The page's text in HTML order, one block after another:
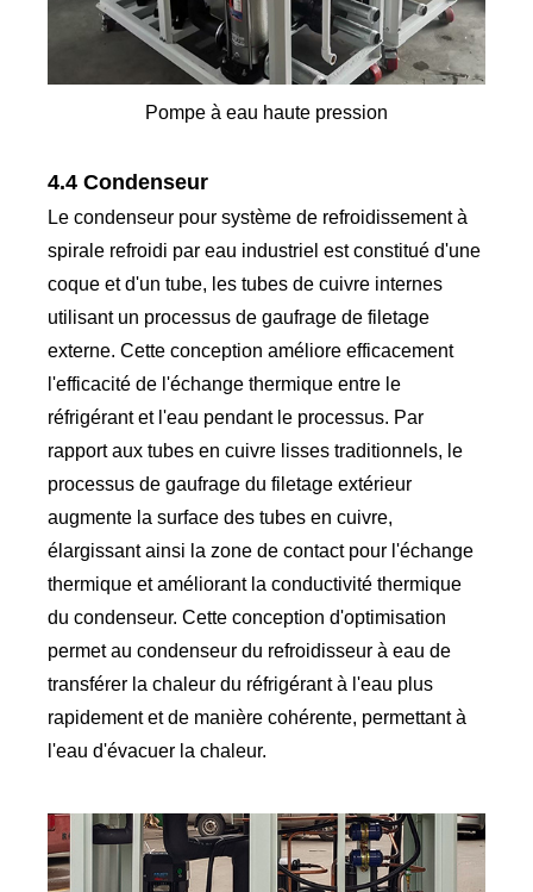
Pompe à eau haute pression
4.4 Condenseur
Le condenseur pour système de refroidissement à
spirale refroidi par eau industriel est constitué d'une
coque et d'un tube, les tubes de cuivre internes
utilisant un processus de gaufrage de filetage
externe. Cette conception améliore efficacement
l'efficacité de l'échange thermique entre le
réfrigérant et l'eau pendant le processus. Par
rapport aux tubes en cuivre lisses traditionnels, le
processus de gaufrage du filetage extérieur
augmente la surface des tubes en cuivre,
élargissant ainsi la zone de contact pour l'échange
thermique et améliorant la conductivité thermique
du condenseur. Cette conception d'optimisation
permet au condenseur du refroidisseur à eau de
transférer la chaleur du réfrigérant à l'eau plus
rapidement et de manière cohérente, permettant à
l'eau d'évacuer la chaleur.